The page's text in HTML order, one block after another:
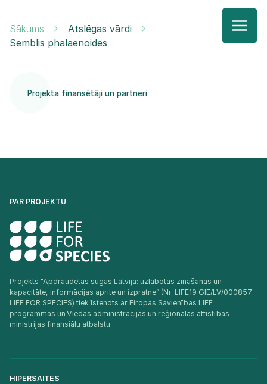
Sākums
Atslēgas vārdi
Semblis phalaenoides
Projekta finansētāji un partneri
PAR PROJEKTU
Projekts "Apdraudētas sugas Latvijā: uzlabotas zināšanas un
kapacitāte, informācijas aprite un izpratne” (Nr. LIFE19 GIE/LV/000857 –
LIFE FOR SPECIES) tiek īstenots ar Eiropas Savienības LIFE
programmas un Viedās administrācijas un reģionālās attīstības
ministrijas finansiālu atbalstu.​
HIPERSAITES